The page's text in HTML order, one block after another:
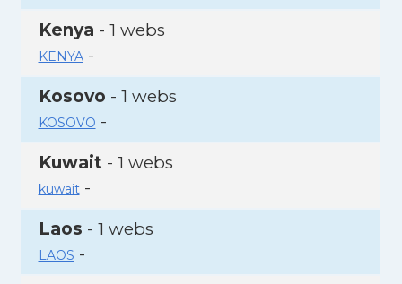
Kenya - 1 webs
KENYA-
Kosovo - 1 webs
KOSOVO -
Kuwait - 1 webs
kuwait-
Laos - 1 webs
LAOS -